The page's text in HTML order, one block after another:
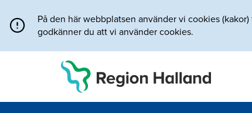
På den här webbplatsen använder vi cookies
godkänner du att vi använder cookies.